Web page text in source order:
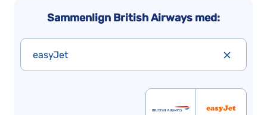
Sammenlign British Airways med:
easyJet